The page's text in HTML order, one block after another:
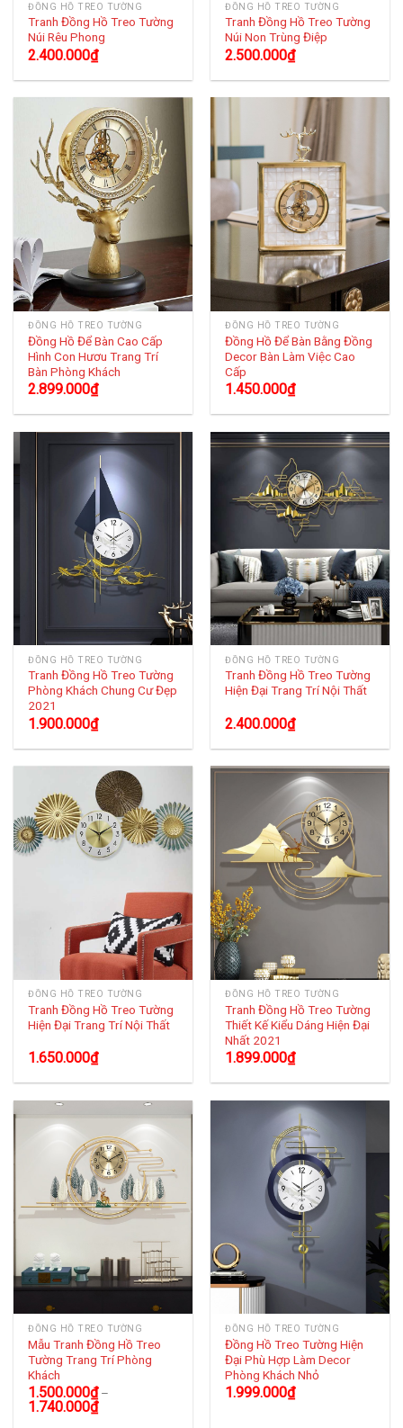
ĐỒNG HỒ TREO TƯỜNG
Tranh Đồng Hồ Treo Tường
Núi Rêu Phong
2.400.000₫
ĐỒNG HỒ TREO TƯỜNG
Tranh Đồng Hồ Treo Tường
Núi Non Trùng Điệp
2.500.000₫
ĐỒNG HỒ TREO TƯỜNG
Đồng Hồ Để Bàn Cao Cấp
Hình Con Hươu Trang Trí
Bàn Phòng Khách
2.899.000₫
ĐỒNG HỒ TREO TƯỜNG
Đồng Hồ Để Bàn Bằng Đồng
Decor Bàn Làm Việc Cao
Cấp
1.450.000₫
ĐỒNG HỒ TREO TƯỜNG
Tranh Đồng Hồ Treo Tường
Phòng Khách Chung Cư Đẹp
2021
1.900.000₫
ĐỒNG HỒ TREO TƯỜNG
Tranh Đồng Hồ Treo Tường
Hiện Đại Trang Trí Nội Thất
2.400.000₫
ĐỒNG HỒ TREO TƯỜNG
Tranh Đồng Hồ Treo Tường
Hiện Đại Trang Trí Nội Thất
1.650.000₫
ĐỒNG HỒ TREO TƯỜNG
Tranh Đồng Hồ Treo Tường
Thiết Kế Kiểu Dáng Hiện Đại
Nhất 2021
1.899.000₫
ĐỒNG HỒ TREO TƯỜNG
Mẫu Tranh Đồng Hồ Treo
Tường Trang Trí Phòng
Khách
1.500.000₫–
1.740.000₫
ĐỒNG HỒ TREO TƯỜNG
Đồng Hồ Treo Tường Hiện
Đại Phù Hợp Làm Decor
Phòng Khách Nhỏ
1.999.000₫